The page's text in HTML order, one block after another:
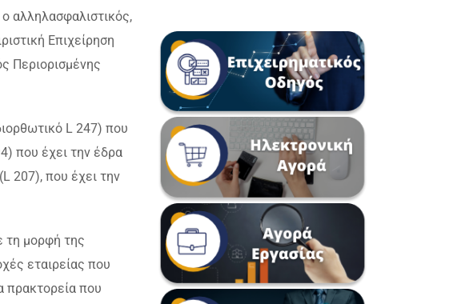
αλληλασφαλιστικός,
Επιχείρηση
Περιορισμένης
L 247) που
που έχει την έδρα
207), που έχει την
τη μορφή της
εταιρείας που
πρακτορεία που